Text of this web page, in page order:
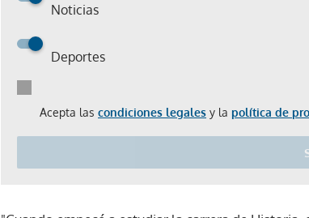
Noticias
Deportes
Acepta las condiciones legales y la política de